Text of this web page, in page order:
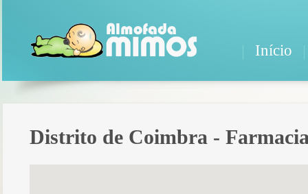
Início
Distrito de Coimbra -